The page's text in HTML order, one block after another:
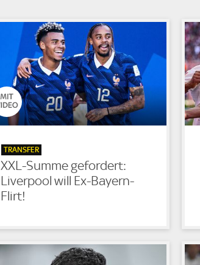
TRANSFER
XXL-Summe gefordert:
Liverpool will Ex-Bayern-
Flirt!